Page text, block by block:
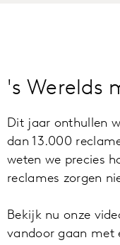
's Werelds
Dit jaar onthullen
dan 13.000
weten we precies
reclames zorgen
Bekijk nu onze
vandoor gaan met